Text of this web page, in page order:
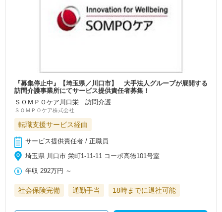
『募集停止中』【埼玉県／川口市】 大手法人グループが展開する
訪問介護事業所にてサービス提供責任者募集！
ＳＯＭＰＯケア川口栄 訪問介護
ＳＯＭＰＯケア株式会社
転職支援サービス経由
サービス提供責任者 / 正職員
埼玉県 川口市 栄町1-11-11 コーポ高徳101号室
年収 292万円 ～
社会保険完備 通勤手当 18時までに退社可能